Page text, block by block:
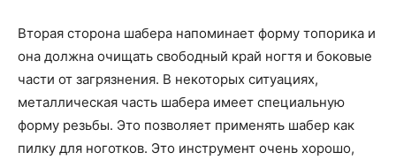
Вторая сторона шабера напоминает форму топорика и
она должна очищать свободный край ногтя и боковые
части от загрязнения. В некоторых ситуациях,
металлическая часть шабера имеет специальную
форму резьбы. Это позволяет применять шабер как
пилку для ноготков. Это инструмент очень хорошо,